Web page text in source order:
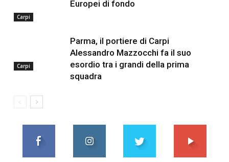
Carpi
Europei di fondo
Carpi
Parma, il portiere di Carpi
Alessandro Mazzocchi fa il suo
esordio tra i grandi della prima
squadra